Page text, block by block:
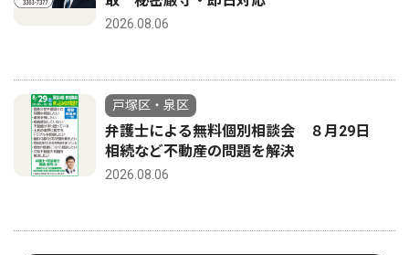
2026.08.06
戸塚区・泉区
弁護士による無料個別相談会 ８月29日
相続など不動産の問題を解決
2026.08.06